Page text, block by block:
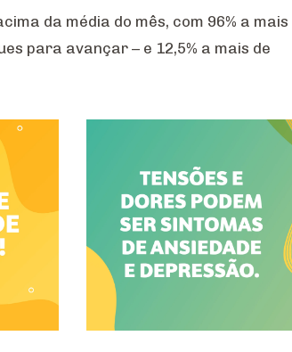
da média do mês, com 96% a mais
para avançar – e 12,5% a mais de